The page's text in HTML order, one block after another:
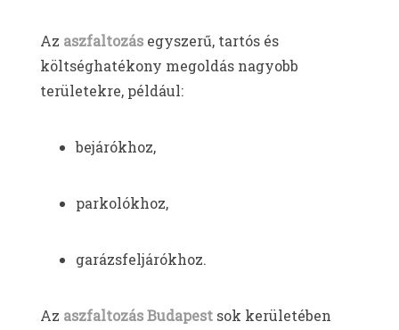
Az aszfaltozás egyszerű, tartós és
költséghatékony megoldás nagyobb
területekre, például:
bejárókhoz,
parkolókhoz,
garázsfeljárókhoz.
Az aszfaltozás Budapest sok kerületében